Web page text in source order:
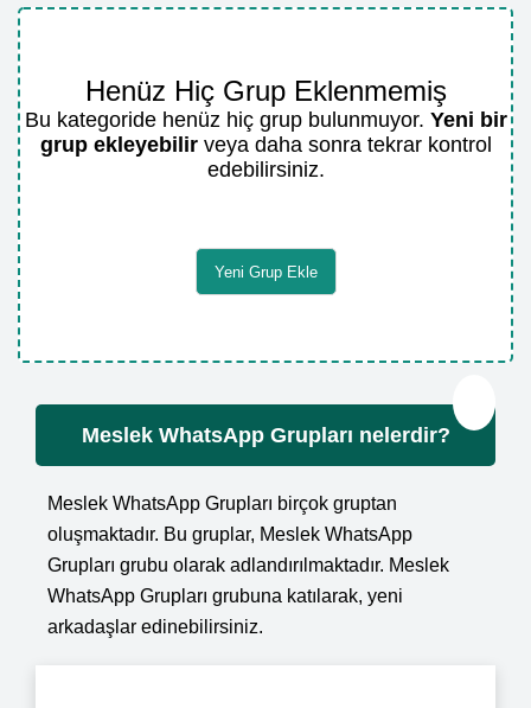
Henüz Hiç Grup Eklenmemiş
Bu kategoride henüz hiç grup bulunmuyor. Yeni bir
grup ekleyebilirveya daha sonra tekrar kontrol
edebilirsiniz.
Yeni Grup Ekle
Meslek WhatsApp Grupları nelerdir?
Meslek WhatsApp Grupları birçok gruptan
oluşmaktadır. Bu gruplar, Meslek WhatsApp
Grupları grubu olarak adlandırılmaktadır. Meslek
WhatsApp Grupları grubuna katılarak, yeni
arkadaşlar edinebilirsiniz.